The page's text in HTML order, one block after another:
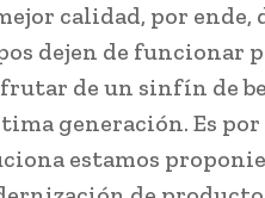
calidad, por ende,
dejen de funcionar
de un sinfín de
generación. Es
estamos